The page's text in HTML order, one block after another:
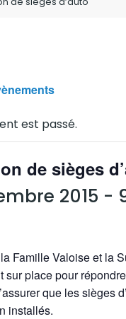
est passé.
de sièges
2015 -
Famille Valoise et la
sur place pour
que les sièges
installés.